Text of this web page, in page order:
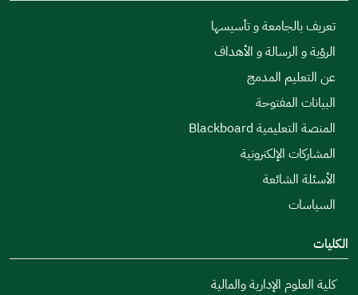
تعريف بالجامعة و تأسيسها
الرؤية و الرسالة و الأهداف
عن التعليم المدمج
البيانات المفتوحة
المنصة التعليمية Blackboard
المشاركات الإلكترونية
الأسئلة الشائعة
السياسات
الكليات
كلية العلوم الإدارية والمالية